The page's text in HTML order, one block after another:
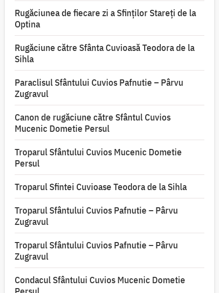
Rugăciunea de fiecare zi a Sfinților Stareți de la
Optina
Rugăciune către Sfânta Cuvioasă Teodora de la
Sihla
Paraclisul Sfântului Cuvios Pafnutie – Pârvu
Zugravul
Canon de rugăciune către Sfântul Cuvios
Mucenic Dometie Persul
Troparul Sfântului Cuvios Mucenic Dometie
Persul
Troparul Sfintei Cuvioase Teodora de la Sihla
Troparul Sfântului Cuvios Pafnutie – Pârvu
Zugravul
Troparul Sfântului Cuvios Pafnutie – Pârvu
Zugravul
Condacul Sfântului Cuvios Mucenic Dometie